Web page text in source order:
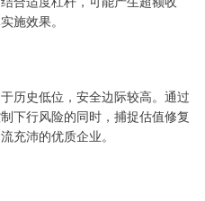
施效果。
历史低位，安全边际较高。通过
下行风险的同时，捕捉估值修复
充沛的优质企业。